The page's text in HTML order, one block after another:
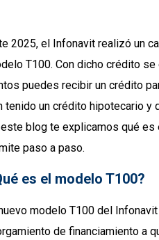
2025, el Infonavit realizó un
T100. Con dicho crédito
puedes recibir un crédito
tenido un crédito hipotecario y
este blog te explicamos qué
paso a paso.
es el modelo T100?
modelo T100 del
de financiamiento a